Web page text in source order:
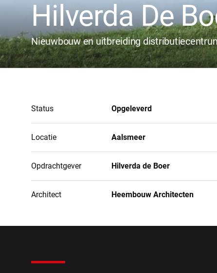
Hilverda De
Nieuwbouw en uitbreiding
Status Opgeleverd
Locatie Aalsmeer
Opdrachtgever Hilverda de Boer
Architect Heembouw Architecten